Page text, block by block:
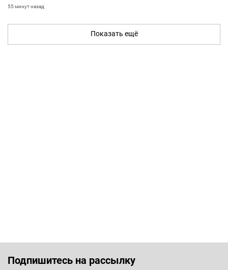
55 минут назад
Показать ещё
Подпишитесь на рассылку